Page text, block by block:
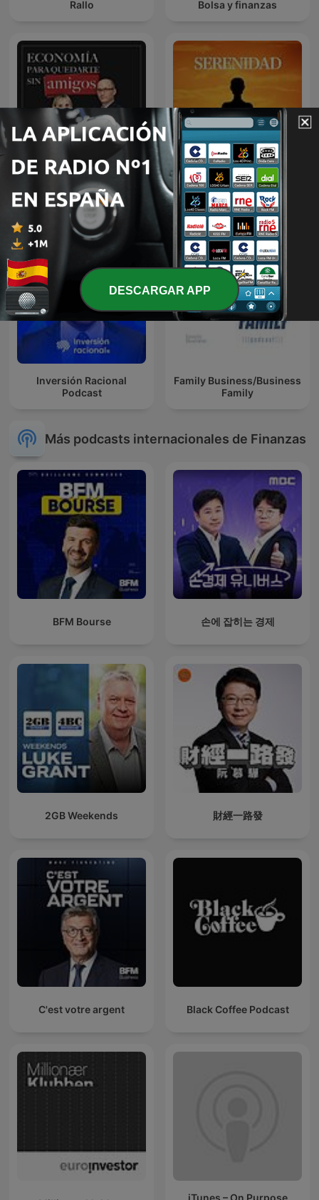
Rallo Bolsa y finanzas
Economía para quedarte
sin amigos
Meditación Guiada
Inversión Racional
Podcast
Family Business/Business
Family
Más podcasts internacionales de Finanzas
BFM Bourse 손에 잡히는 경제
2GB Weekends 財經一路發
C'est votre argent Black Coffee Podcast
iTunes – On Purpose
DESCARGAR APP